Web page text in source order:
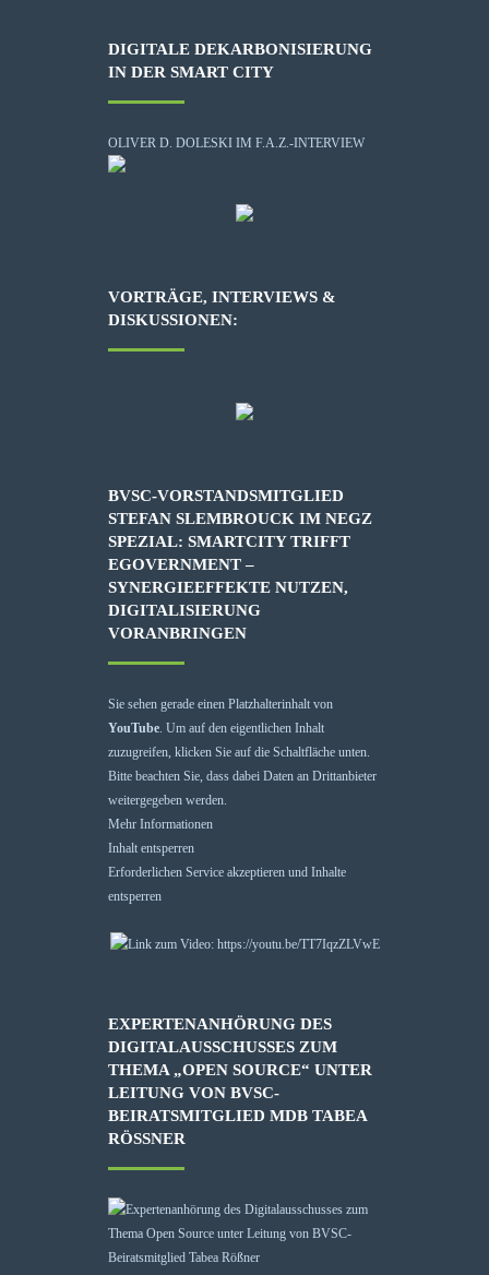
DIGITALE DEKARBONISIERUNG
IN DER SMART CITY
OLIVER D. DOLESKI IM F.A.Z.-INTERVIEW
VORTRÄGE, INTERVIEWS &
DISKUSSIONEN:
BVSC-VORSTANDSMITGLIED
STEFAN SLEMBROUCK IM NEGZ
SPEZIAL: SMARTCITY TRIFFT
EGOVERNMENT –
SYNERGIEEFFEKTE NUTZEN,
DIGITALISIERUNG
VORANBRINGEN
Sie sehen gerade einen Platzhalterinhalt von
YouTube. Um auf den eigentlichen Inhalt
zuzugreifen, klicken Sie auf die Schaltfläche unten.
Bitte beachten Sie, dass dabei Daten an Drittanbieter
weitergegeben werden.
Mehr Informationen
Inhalt entsperren
Erforderlichen Service akzeptieren und Inhalte
entsperren
EXPERTENANHÖRUNG DES
DIGITALAUSSCHUSSES ZUM
THEMA „OPEN SOURCE“ UNTER
LEITUNG VON BVSC-
BEIRATSMITGLIED MDB TABEA
RÖSSNER